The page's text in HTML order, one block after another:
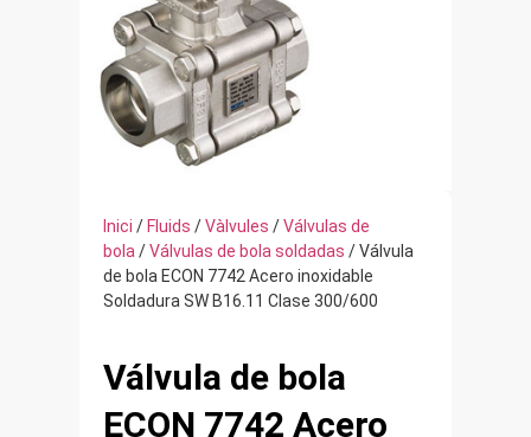
Inici /Fluids /Vàlvules /Válvulas de
bola /Válvulas de bola soldadas / Válvula
de bola ECON 7742 Acero inoxidable
Soldadura SW B16.11 Clase 300/600
Válvula de bola
ECON 7742 Acero